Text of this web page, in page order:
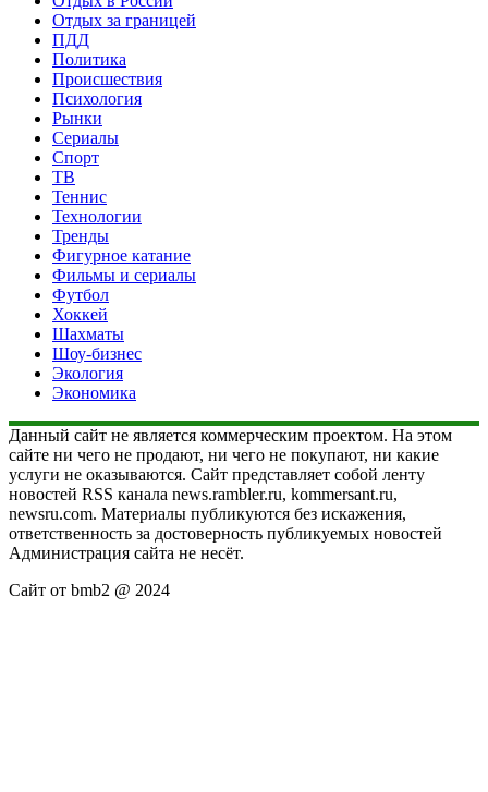
Отдых за границей
ПДД
Политика
Происшествия
Психология
Рынки
Сериалы
Спорт
ТВ
Теннис
Технологии
Тренды
Фигурное катание
Фильмы и сериалы
Футбол
Хоккей
Шахматы
Шоу-бизнес
Экология
Экономика
Данный сайт не является коммерческим проектом. На этом
сайте ни чего не продают, ни чего не покупают, ни какие
услуги не оказываются. Сайт представляет собой ленту
новостей RSS канала news.rambler.ru, kommersant.ru,
newsru.com. Материалы публикуются без искажения,
ответственность за достоверность публикуемых новостей
Администрация сайта не несёт.
Сайт от bmb2 @ 2024